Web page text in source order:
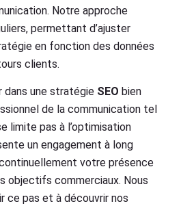
Notre approche
permettant d’ajuster
en fonction des données
clients.
dans une stratégie SEO bien
de la communication tel
limite pas à l’optimisation
un engagement à long
votre présence
objectifs commerciaux. Nous
ce pas et à découvrir nos